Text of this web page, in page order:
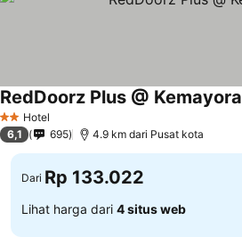
2 Bintang
Hotel
RedDoorz Plus @
6,1 695 4.9 km dari Pusat kota
Dari Rp 133.022
Lihat harga dari 4 situs web